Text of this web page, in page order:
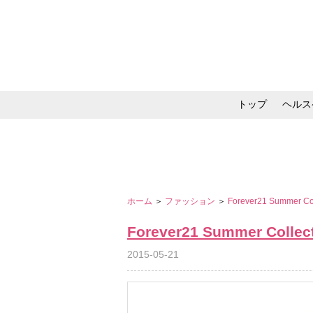
トップ ヘル
ホーム ＞ ファッション ＞ Forever21 Summer
Forever21 Summer
2015-05-21